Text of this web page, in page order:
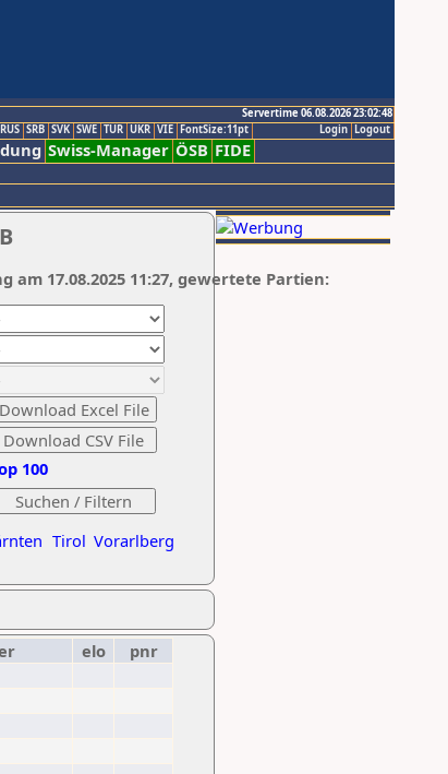
Servertime 06.08.2026 23:02:48
Logout
Login
RUS SRB SVK SWE TUR UKR VIE FontSize:11pt
Swiss-Manager ÖSB FIDE
Tirol Vorarlberg
100
am 17.08.2025 11:27, gewertete Partien:
elo
pnr